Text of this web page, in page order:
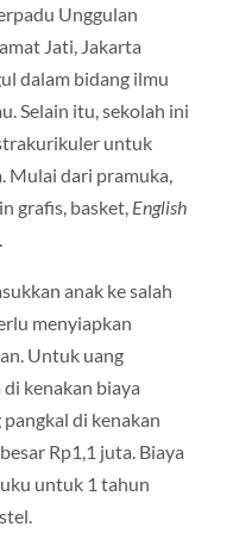
Unggulan
Jati, Jakarta
dalam bidang ilmu
Selain itu, sekolah ini
untuk
Mulai dari pramuka,
grafis, basket, English
anak ke salah
menyiapkan
Untuk uang
kenakan biaya
di kenakan
Rp1,1 juta. Biaya
untuk 1 tahun